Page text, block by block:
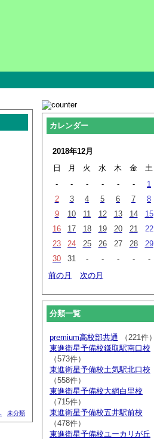
未分類
カレンダー
2018年12月
日
月 火 水 木 金
土
-
- - - - -
1
2
3 4 5 6 7
8
9
10 11 12 13 14
15
16
17 18 19 20 21
22
23
24 25 26 27 28
29
30
31 - - - -
-
前の月
次の月
分類一覧
premium高校部共通 （221件）
東進衛星予備校鎌取駅南口校
（573件）
東進衛星予備校土気駅北口校
（558件）
東進衛星予備校大網白里校
（715件）
東進衛星予備校五井駅前校
（478件）
東進衛星予備校ユーカリが丘